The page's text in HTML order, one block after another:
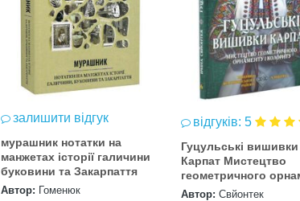
залишити відгук
мурашник нотатки на
манжетах історії галичини
буковини та Закарпаття
Автор: Гоменюк
відгуків: 5
Гуцульські вишивки
Карпат Мистецтво
геометричного
і колориту
Автор: Свйонтек